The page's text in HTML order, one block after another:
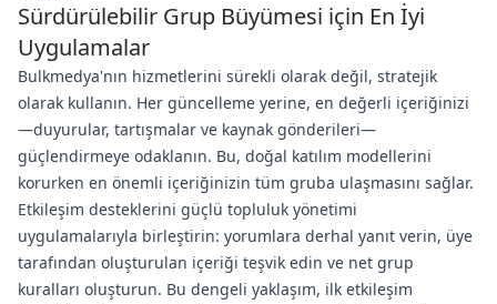
Sürdürülebilir Grup Büyümesi için En İyi
Uygulamalar
Bulkmedya'nın hizmetlerini sürekli olarak değil, stratejik
olarak kullanın. Her güncelleme yerine, en değerli içeriğinizi
—duyurular, tartışmalar ve kaynak gönderileri—
güçlendirmeye odaklanın. Bu, doğal katılım modellerini
korurken en önemli içeriğinizin tüm gruba ulaşmasını sağlar.
Etkileşim desteklerini güçlü topluluk yönetimi
uygulamalarıyla birleştirin: yorumlara derhal yanıt verin, üye
tarafından oluşturulan içeriği teşvik edin ve net grup
kuralları oluşturun. Bu dengeli yaklaşım, ilk etkileşim